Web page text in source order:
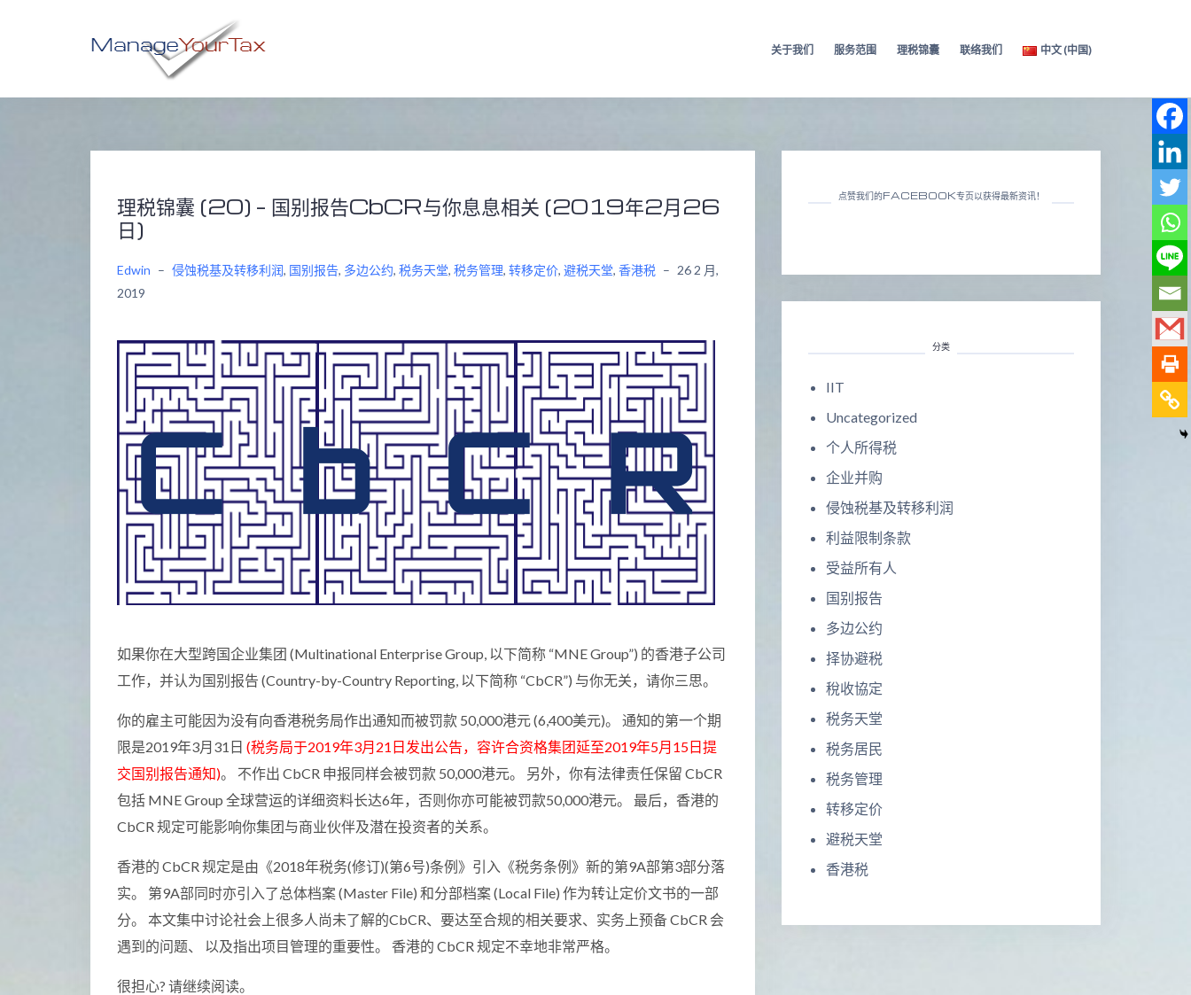
关于我们 服务范围 理税锦囊 联络我们 中文 (中国)
理税锦囊 (20) – 国别报告CbCR与你息息相关 (2019年2月26
日)
Edwin – 侵蚀税基及转移利润, 国别报告, 多边公约, 税务天堂, 税务管理, 转移定价, 避税天堂, 香港税 – 26 2 月,
2019
如果你在大型跨国企业集团 (Multinational Enterprise Group, 以下简称 “MNE Group”) 的香港子公司
工作，并认为国别报告 (Country-by-Country Reporting, 以下简称 “CbCR”) 与你无关，请你三思。
你的雇主可能因为没有向香港税务局作出通知而被罚款 50,000港元 (6,400美元)。 通知的第一个期
限是2019年3月31日 (税务局于2019年3月21日发出公告，容许合资格集团延至2019年5月15日提
交国别报告通知)。 不作出 CbCR 申报同样会被罚款 50,000港元。 另外，你有法律责任保留 CbCR
包括 MNE Group 全球营运的详细资料长达6年，否则你亦可能被罚款50,000港元。 最后，香港的
CbCR 规定可能影响你集团与商业伙伴及潜在投资者的关系。
香港的 CbCR 规定是由《2018年税务(修订)(第6号)条例》引入《税务条例》新的第9A部第3部分落
实。 第9A部同时亦引入了总体档案 (Master File) 和分部档案 (Local File) 作为转让定价文书的一部
分。 本文集中讨论社会上很多人尚未了解的CbCR、要达至合规的相关要求、实务上预备 CbCR 会
遇到的问题、 以及指出项目管理的重要性。 香港的 CbCR 规定不幸地非常严格。
很担心? 请继续阅读。
点赞我们的FACEBOOK专页以获得最新资讯！
分类
IIT
Uncategorized
个人所得税
企业并购
侵蚀税基及转移利润
利益限制条款
受益所有人
国别报告
多边公约
择协避税
稅收協定
税务天堂
税务居民
税务管理
转移定价
避税天堂
香港税